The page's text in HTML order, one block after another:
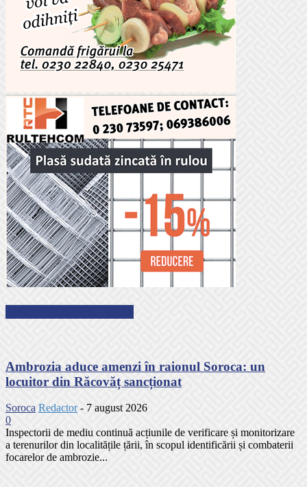
Ambrozia aduce amenzi în raionul Soroca: un
locuitor din Răcovăț sancționat
Soroca Redactor - 7 august 2026
0
Inspectorii de mediu continuă acțiunile de verificare și monitorizare
a terenurilor din localitățile țării, în scopul identificării și combaterii
focarelor de ambrozie...